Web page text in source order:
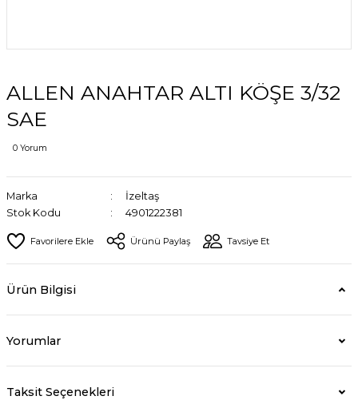
ALLEN ANAHTAR ALTI KÖŞE 3/32
SAE
0 Yorum
Marka
İzeltaş
Stok Kodu
4901222381
Ürünü Paylaş Tavsiye Et
Ürün Bilgisi
Yorumlar
Taksit Seçenekleri